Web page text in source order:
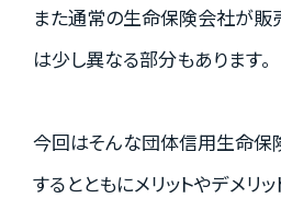
カスタマーハラスメント
コンテンツポリシー
また通常の生命保険会社が販
は少し異なる部分もあります。
今回はそんな団体信用生命保
するとともにメリットやデメリ